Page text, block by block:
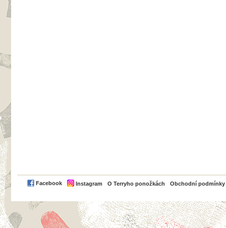
Facebook Instagram O Terryho ponožkách Obchodní podmínky
PayPal